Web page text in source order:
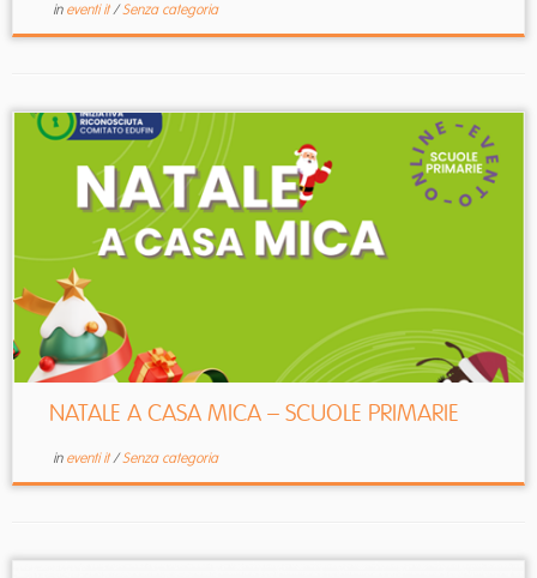
in eventi it/Senza categoria
NATALE A CASA MICA – SCUOLE PRIMARIE
in eventi it/Senza categoria